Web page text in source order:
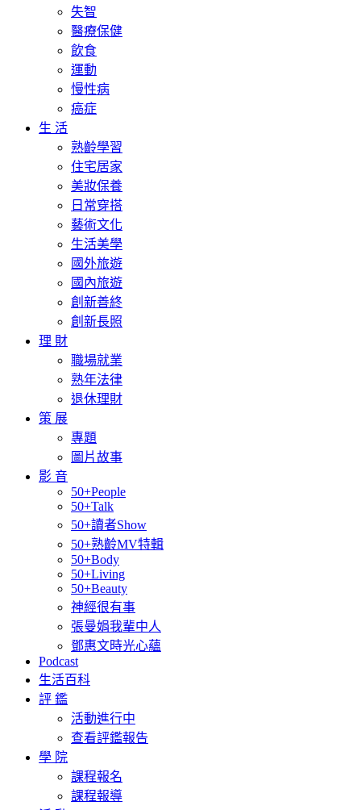
失智
醫療保健
飲食
運動
慢性病
癌症
生 活
熟齡學習
住宅居家
美妝保養
日常穿搭
藝術文化
生活美學
國外旅遊
國內旅遊
創新善終
創新長照
理 財
職場就業
熟年法律
退休理財
策 展
專題
圖片故事
影 音
50+People
50+Talk
50+讀者Show
50+熟齡MV特輯
50+Body
50+Living
50+Beauty
神經很有事
張曼娟我輩中人
鄧惠文時光心蘊
Podcast
生活百科
評 鑑
活動進行中
查看評鑑報告
學 院
課程報名
課程報導